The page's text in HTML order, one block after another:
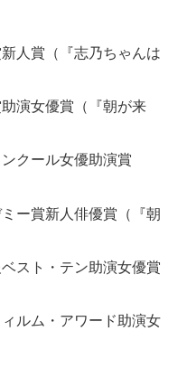
人賞（『志乃ちゃんは
演女優賞（『朝が来
クール女優助演賞
ー賞新人俳優賞（『朝
スト・テン助演女優賞
ルム・アワード助演女